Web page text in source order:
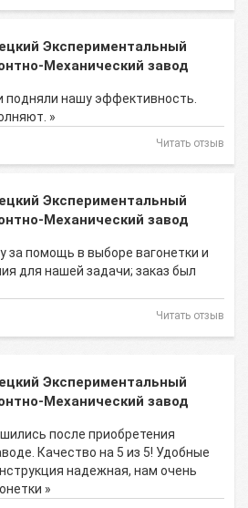
Экспериментальный
Механический завод
подняли нашу эффективность.
»
Читать отзыв
Экспериментальный
Механический завод
за помощь в выборе вагонетки и
для нашей задачи; заказ был
Читать отзыв
Экспериментальный
Механический завод
после приобретения
Качество на 5 из 5! Удобные
надежная, нам очень
»